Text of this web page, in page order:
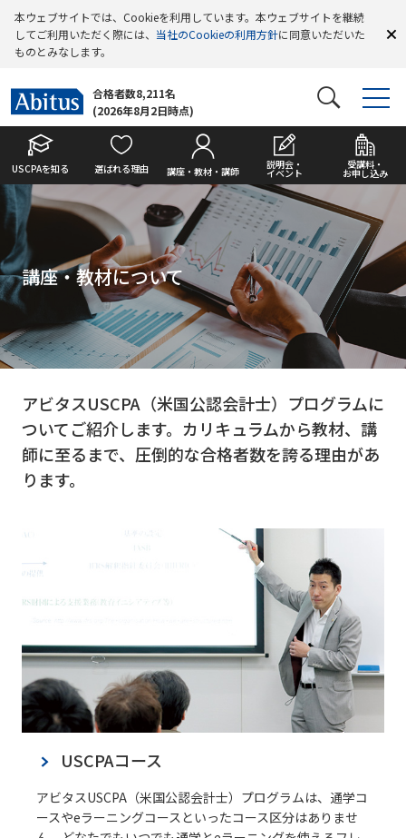
本ウェブサイトでは、Cookieを利用しています。本ウェブサイトを継続
してご利用いただく際には、 当社のCookieの利用方針に同意いただいた
ものとみなします。
合格者数8,211名
(2026年8月2日時点)
USCPAを知る 選ばれる理由 講座・教材・講師
説明会・
イベント
受講料・
お申し込み
講座・教材について
アビタスUSCPA（米国公認会計士）プログラムに
ついてご紹介します。カリキュラムから教材、講
師に至るまで、圧倒的な合格者数を誇る理由があ
ります。
USCPAコース
アビタスUSCPA（米国公認会計士）プログラムは、通学コ
ースやeラーニングコースといったコース区分はありませ